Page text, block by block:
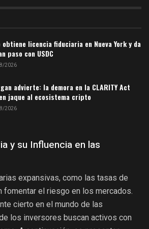
obtiene licencia fiduciaria en Nueva York y da
paso con USDC
2026
advierte: la demora en la CLARITY Act
jaque al ecosistema cripto
2026
y su Influencia en las
expansivas, como las tasas de
fomentar el riesgo en los mercados.
cierto en el mundo de las
los inversores buscan activos con